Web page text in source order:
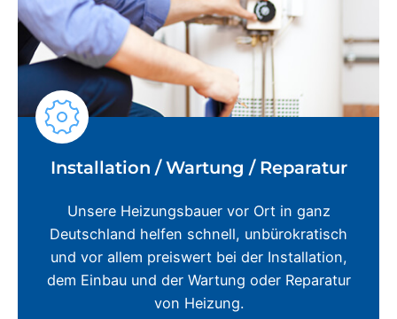
Installation / Wartung / Reparatur
Unsere Heizungsbauer vor Ort in ganz
Deutschland helfen schnell, unbürokratisch
und vor allem preiswert bei der Installation,
dem Einbau und der Wartung oder Reparatur
von Heizung.